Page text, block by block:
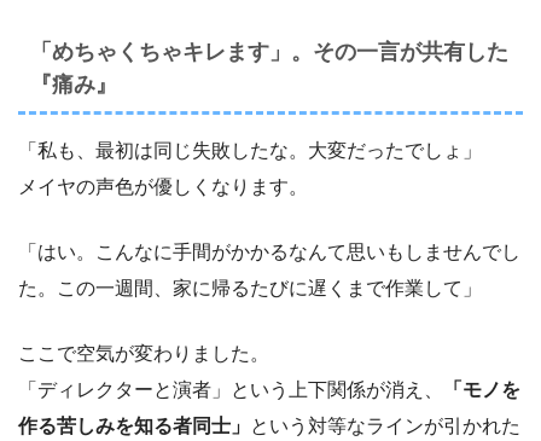
「めちゃくちゃキレます」。その一言が共有した
『痛み』
「私も、最初は同じ失敗したな。大変だったでしょ」
メイヤの声色が優しくなります。
「はい。こんなに手間がかかるなんて思いもしませんでし
た。この一週間、家に帰るたびに遅くまで作業して」
ここで空気が変わりました。
「ディレクターと演者」という上下関係が消え、
「モノを
作る苦しみを知る者同士」 という対等なラインが引かれた